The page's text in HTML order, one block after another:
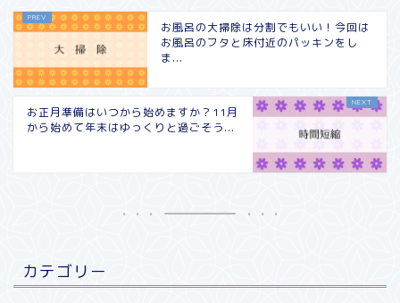
お風呂の大掃除は分割でもいい！今回は
お風呂のフタと床付近のパッキンをし
ま...
お正月準備はいつから始めますか？11月
から始めて年末はゆっくりと過ごそう...
カテゴリー